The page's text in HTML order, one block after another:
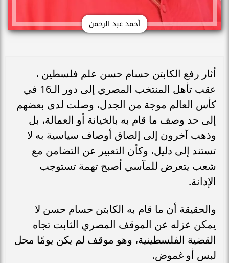
أحمد عبد الرحمن
أثار رفع الكابتن حسام حسن علم فلسطين ،
عقب تأهل المنتخب المصري إلى دور الـ16 في
كأس العالم موجة من الجدل، وصلت لدى بعضهم
إلى حد وصف ما قام به بالخيانة أو العمالة، بل
وذهب آخرون إلى إلصاق أوصاف سياسية به لا
تستند إلى دليل، وكأن التعبير عن التضامن مع
شعب يتعرض للمآسي أصبح تهمة تستوجب
الإدانة.
والحقيقة أن ما قام به الكابتن حسام حسن لا
يمكن عزله عن الموقف المصري الثابت تجاه
القضية الفلسطينية، وهو موقف لم يكن يومًا محل
لبس أو غموض.